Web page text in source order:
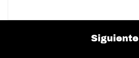
Siguiente